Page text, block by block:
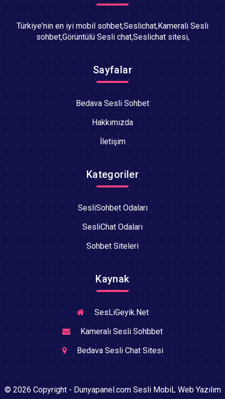
Türkiye'nin en iyi mobil sohbet,Seslichat,Kamerali Sesli
sohbet,Görüntülü Sesli chat,Seslichat sitesi,
Sayfalar
Bedava Sesli Sohbet
Hakkımızda
İletişim
Kategoriler
SesliSohbet Odaları
SesliChat Odaları
Sohbet Siteleri
Kaynak
SesLiGeyik.Net
Kameralı Sesli Sohbbet
Bedava Sesli Chat Sitesi
© 2026 Copyright - Dunyapanel.com Sesli MobiL Web Yazılım